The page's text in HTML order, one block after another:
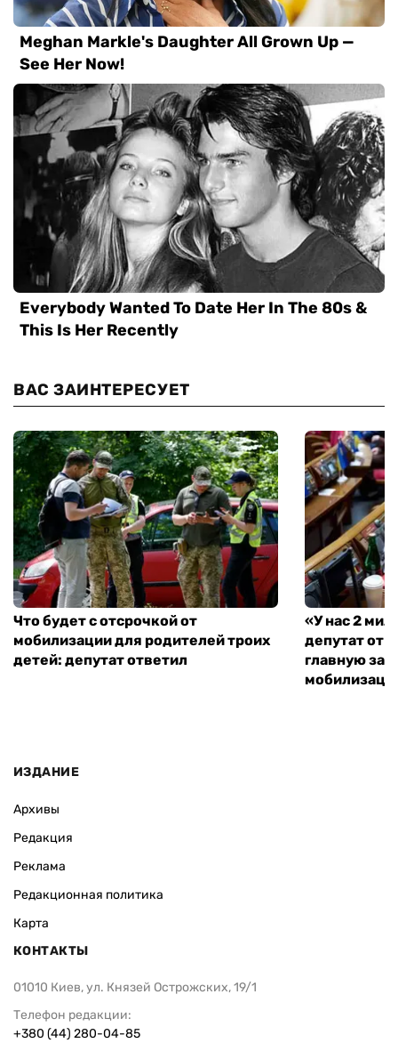
ВАС ЗАИНТЕРЕСУЕТ
Что будет с отсрочкой от
мобилизации для родителей троих
детей: депутат ответил
«У нас 2
депутат от
главную
ИЗДАНИЕ
Архивы
Редакция
Реклама
Редакционная политика
Карта
КОНТАКТЫ
01010 Киев, ул. Князей Острожских, 19/1
Телефон редакции:
+380 (44) 280-04-85